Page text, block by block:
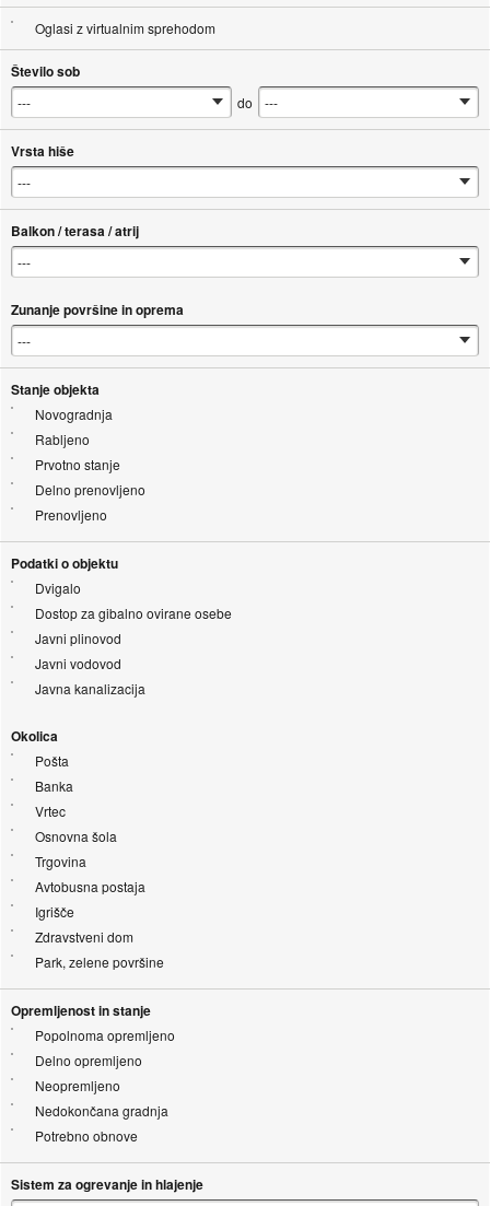
Oglasi z virtualnim sprehodom
Število sob
do
Vrsta hiše
Balkon / terasa / atrij
Zunanje površine in oprema
Stanje objekta
Novogradnja
Rabljeno
Prvotno stanje
Delno prenovljeno
Prenovljeno
Podatki o objektu
Dvigalo
Dostop za gibalno ovirane osebe
Javni plinovod
Javni vodovod
Javna kanalizacija
Okolica
Pošta
Banka
Vrtec
Osnovna šola
Trgovina
Avtobusna postaja
Igrišče
Zdravstveni dom
Park, zelene površine
Opremljenost in stanje
Popolnoma opremljeno
Delno opremljeno
Neopremljeno
Nedokončana gradnja
Potrebno obnove
Sistem za ogrevanje in hlajenje